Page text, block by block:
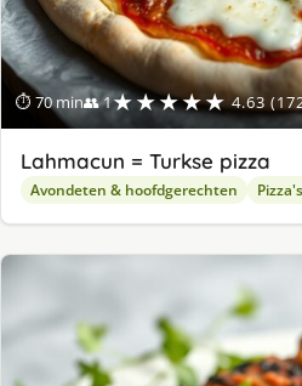
⏱ 70 min👥 1★★★★★ 4.63
Lahmacun = Turkse pizza
Avondeten & hoofdgerechten Pizza's